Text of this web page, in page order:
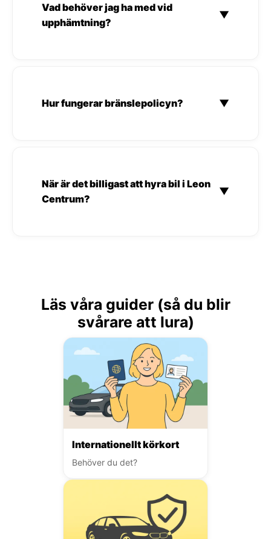
Vad behöver jag ha med vid
upphämtning?
▼
Hur fungerar bränslepolicyn? ▼
När är det billigast att hyra bil i Leon
Centrum?
▼
Läs våra guider (så du blir
svårare att lura)
Internationellt körkort
Behöver du det?